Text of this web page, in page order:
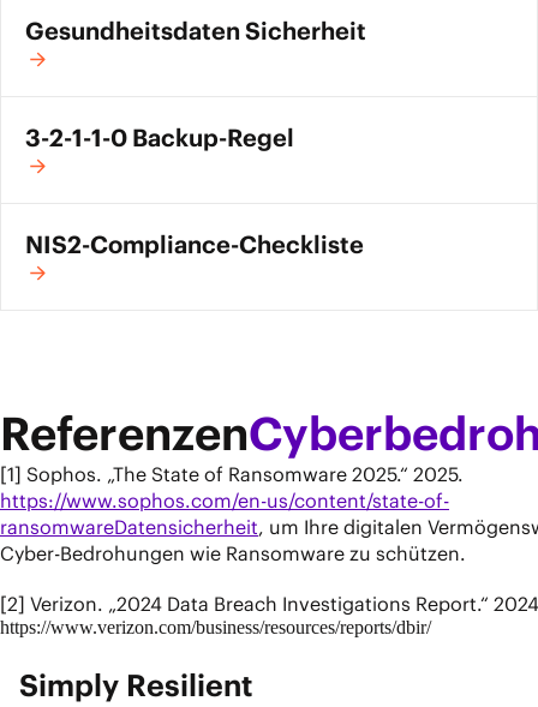
Gesundheitsdaten Sicherheit
3-2-1-1-0 Backup-Regel
NIS2-Compliance-Checkliste
Referenzen
[1] Sophos. „The State of Ransomware 2025.“ 2025.
https://www.sophos.com/en-us/content/state-of-
ransomwareDatensicherheit, um Ihre digitalen
Cyber-Bedrohungen wie Ransomware zu schützen.
[2] Verizon. „2024 Data Breach Investigations Report.“
https://www.verizon.com/business/resources/reports/dbir/
Simply Resilient